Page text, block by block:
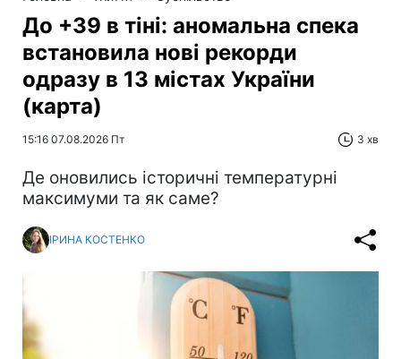
До +39 в тіні: аномальна спека
встановила нові рекорди
одразу в 13 містах України
(карта)
15:16 07.08.2026 Пт 3 хв
Де оновились історичні температурні
максимуми та як саме?
ІРИНА КОСТЕНКО